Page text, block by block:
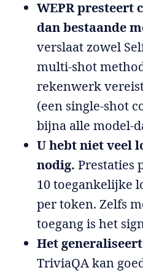
WEPR presteert
dan bestaande
verslaat zowel
multi-shot
rekenwerk
(een single-shot
bijna alle model-
U hebt niet veel
nodig. Prestaties
10 toegankelijke
per token. Zelfs
toegang is het
Het
TriviaQA kan